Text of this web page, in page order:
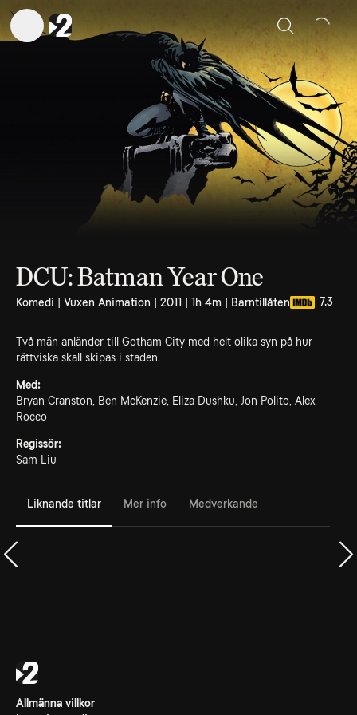
Sök
DCU: Batman Year One
Komedi | Vuxen Animation | 2011 | 1h 4m | Barntillåten 7.3
Två män anländer till Gotham City med helt olika syn på hur
rättviska skall skipas i staden.
Med:
Bryan Cranston, Ben McKenzie, Eliza Dushku, Jon Polito, Alex
Rocco
Regissör:
Sam Liu
Liknande titlar Mer info Medverkande
Allmänna villkor